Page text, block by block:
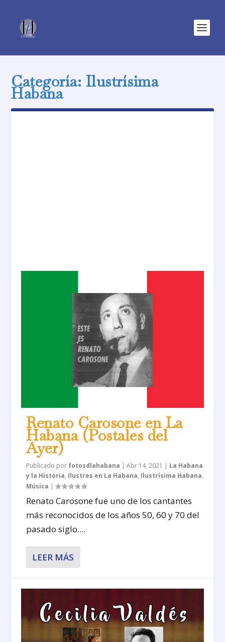
Categoría: Ilustrísima
Habana
Renato Carosone en La
Habana (Postales del
Ayer)
Publicado por fotosdlahabana |Abr 14, 2021 | La Habana
y la Historia, Ilustres en La Habana, Ilustrísima Habana,
Música |
Renato Carosone fue uno de los cantantes
más reconocidos de los años 50, 60 y 70 del
pasado siglo....
LEER MÁS